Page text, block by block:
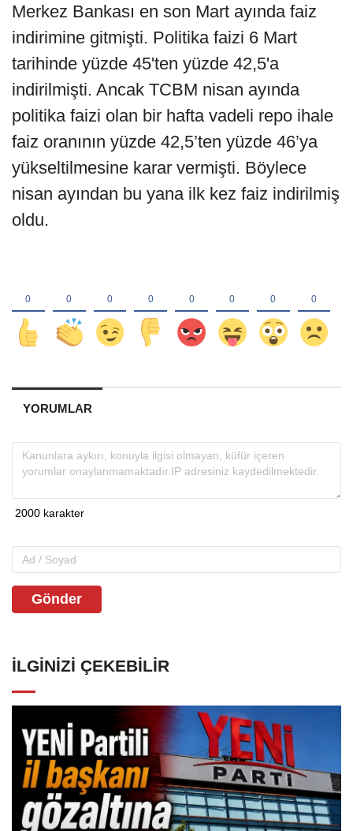
Merkez Bankası en son Mart ayında faiz
indirimine gitmişti. Politika faizi 6 Mart
tarihinde yüzde 45'ten yüzde 42,5'a
indirilmişti. Ancak TCBM nisan ayında
politika faizi olan bir hafta vadeli repo ihale
faiz oranının yüzde 42,5’ten yüzde 46’ya
yükseltilmesine karar vermişti. Böylece
nisan ayından bu yana ilk kez faiz indirilmiş
oldu.
YORUMLAR
Gönder
İLGINIZI ÇEKEBILIR